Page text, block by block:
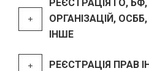
РЕЄСТРАЦІЯ ГО,
ОРГАНІЗАЦІЙ,
ІНШЕ
РЕЄСТРАЦІЯ ПРАВ